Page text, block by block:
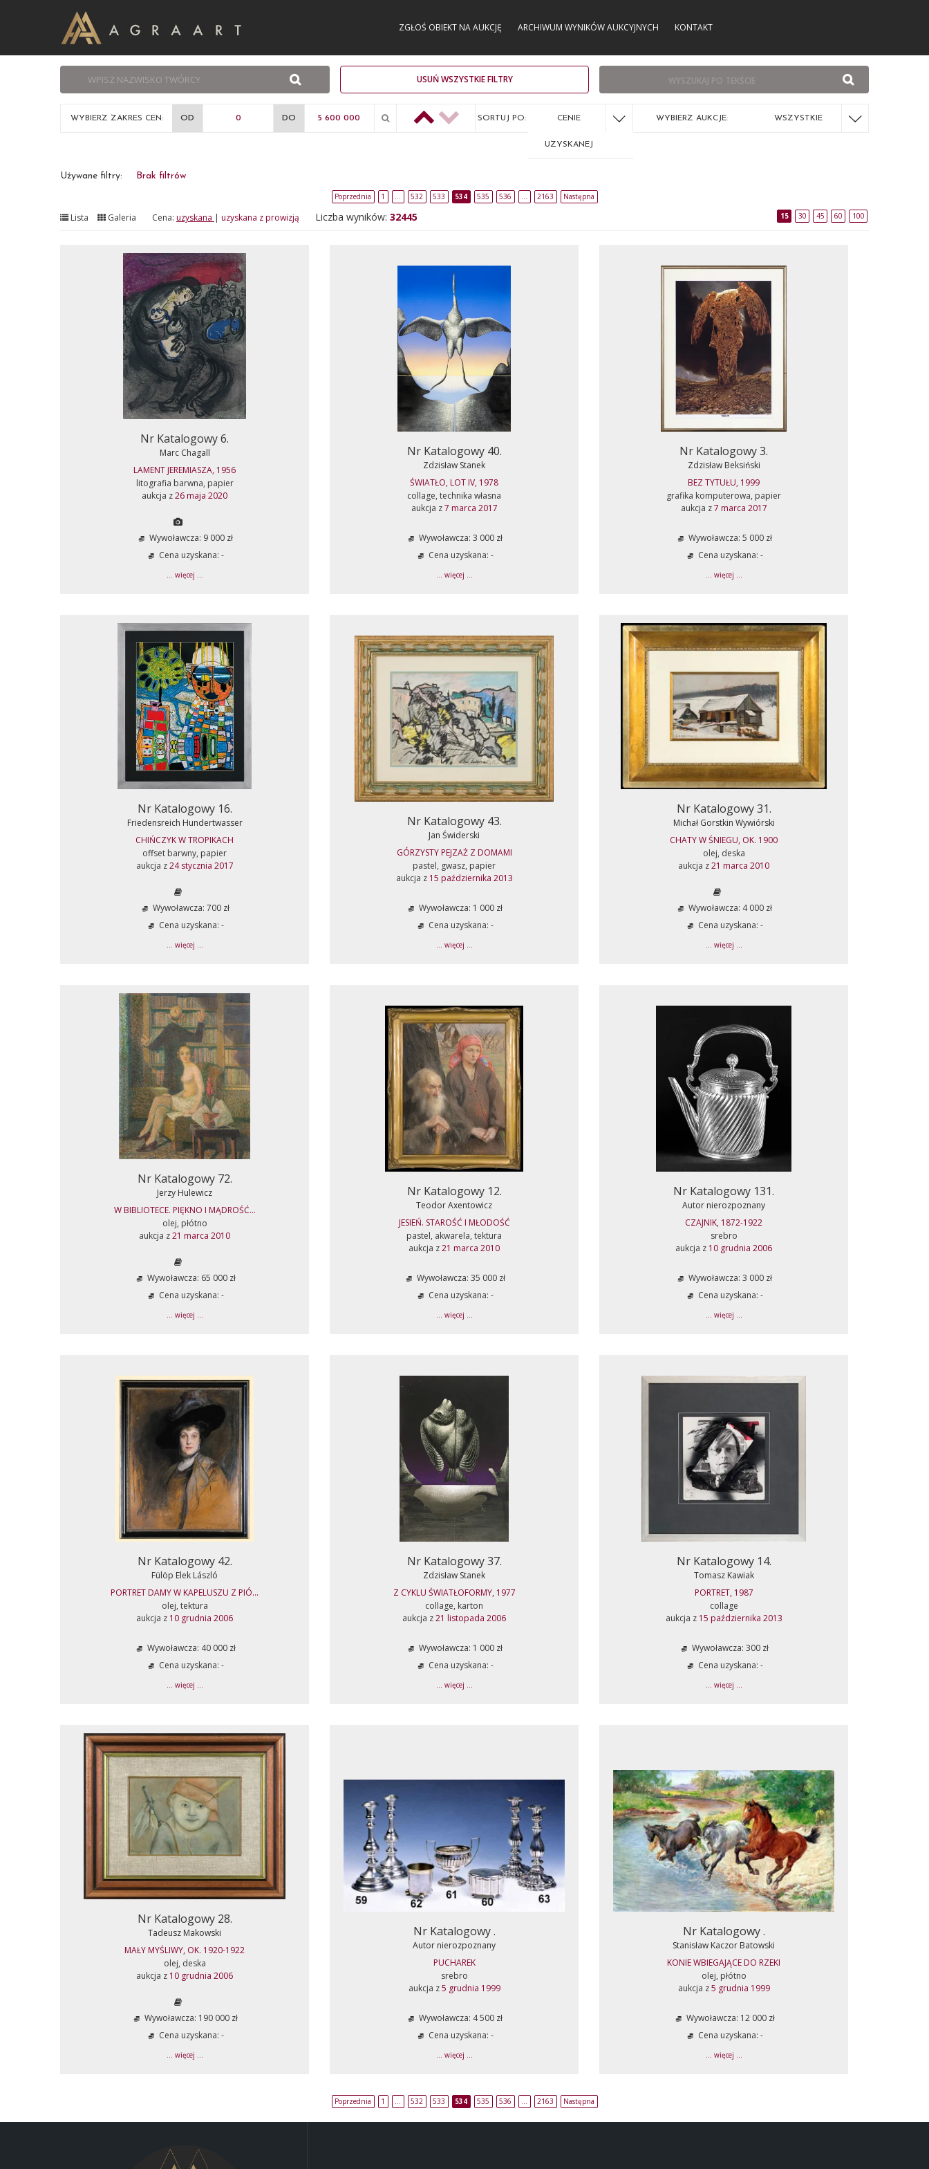
ZGŁOŚ OBIEKT NA AUKCJĘ ARCHIWUM WYNIKÓW AUKCYJNYCH KONTAKT
USUŃ WSZYSTKIE FILTRY
WYBIERZ ZAKRES CEN: OD DO SORTUJ PO: CENIE
UZYSKANEJ
WYBIERZ AUKCJE: WSZYSTKIE
Używane filtry: Brak filtrów
Poprzednia 1 … 532 533 534 535 536 … 2163 Następna
Lista Galeria Cena: uzyskana | uzyskana z prowizją Liczba wyników: 32445 15 30 45 60 100
Nr Katalogowy 6.
Marc Chagall
LAMENT JEREMIASZA, 1956
litografia barwna, papier
aukcja z26 maja 2020
Wywoławcza: 9 000 zł
Cena uzyskana: -
... więcej ...
Nr Katalogowy 40.
Zdzisław Stanek
ŚWIATŁO, LOT IV, 1978
collage, technika własna
aukcja z7 marca 2017
Wywoławcza: 3 000 zł
Cena uzyskana: -
... więcej ...
Nr Katalogowy 3.
Zdzisław Beksiński
BEZ TYTUŁU, 1999
grafika komputerowa, papier
aukcja z7 marca 2017
Wywoławcza: 5 000 zł
Cena uzyskana: -
... więcej ...
Nr Katalogowy 16.
Friedensreich Hundertwasser
CHIŃCZYK W TROPIKACH
offset barwny, papier
aukcja z24 stycznia 2017
Wywoławcza: 700 zł
Cena uzyskana: -
... więcej ...
Nr Katalogowy 43.
Jan Świderski
GÓRZYSTY PEJZAŻ Z DOMAMI
pastel, gwasz, papier
aukcja z 15 października 2013
Wywoławcza: 1 000 zł
Cena uzyskana: -
... więcej ...
Nr Katalogowy 31.
Michał Gorstkin Wywiórski
CHATY W ŚNIEGU, OK. 1900
olej, deska
aukcja z21 marca 2010
Wywoławcza: 4 000 zł
Cena uzyskana: -
... więcej ...
Nr Katalogowy 72.
Jerzy Hulewicz
W BIBLIOTECE. PIĘKNO I MĄDROŚĆ...
olej, płótno
aukcja z21 marca 2010
Wywoławcza: 65 000 zł
Cena uzyskana: -
... więcej ...
Nr Katalogowy 12.
Teodor Axentowicz
JESIEŃ. STAROŚĆ I MŁODOŚĆ
pastel, akwarela, tektura
aukcja z21 marca 2010
Wywoławcza: 35 000 zł
Cena uzyskana: -
... więcej ...
Nr Katalogowy 131.
Autor nierozpoznany
CZAJNIK, 1872-1922
srebro
aukcja z 10 grudnia 2006
Wywoławcza: 3 000 zł
Cena uzyskana: -
... więcej ...
Nr Katalogowy 42.
Fülöp Elek László
PORTRET DAMY W KAPELUSZU Z PIÓ...
olej, tektura
aukcja z 10 grudnia 2006
Wywoławcza: 40 000 zł
Cena uzyskana: -
... więcej ...
Nr Katalogowy 37.
Zdzisław Stanek
Z CYKLU ŚWIATŁOFORMY, 1977
collage, karton
aukcja z21 listopada 2006
Wywoławcza: 1 000 zł
Cena uzyskana: -
... więcej ...
Nr Katalogowy 14.
Tomasz Kawiak
PORTRET, 1987
collage
aukcja z 15 października 2013
Wywoławcza: 300 zł
Cena uzyskana: -
... więcej ...
Nr Katalogowy 28.
Tadeusz Makowski
MAŁY MYŚLIWY, OK. 1920-1922
olej, deska
aukcja z 10 grudnia 2006
Wywoławcza: 190 000 zł
Cena uzyskana: -
... więcej ...
Nr Katalogowy .
Autor nierozpoznany
PUCHAREK
srebro
aukcja z5 grudnia 1999
Wywoławcza: 4 500 zł
Cena uzyskana: -
... więcej ...
Nr Katalogowy .
Stanisław Kaczor Batowski
KONIE WBIEGAJĄCE DO RZEKI
olej, płótno
aukcja z5 grudnia 1999
Wywoławcza: 12 000 zł
Cena uzyskana: -
... więcej ...
Poprzednia 1 … 532 533 534 535 536 … 2163 Następna